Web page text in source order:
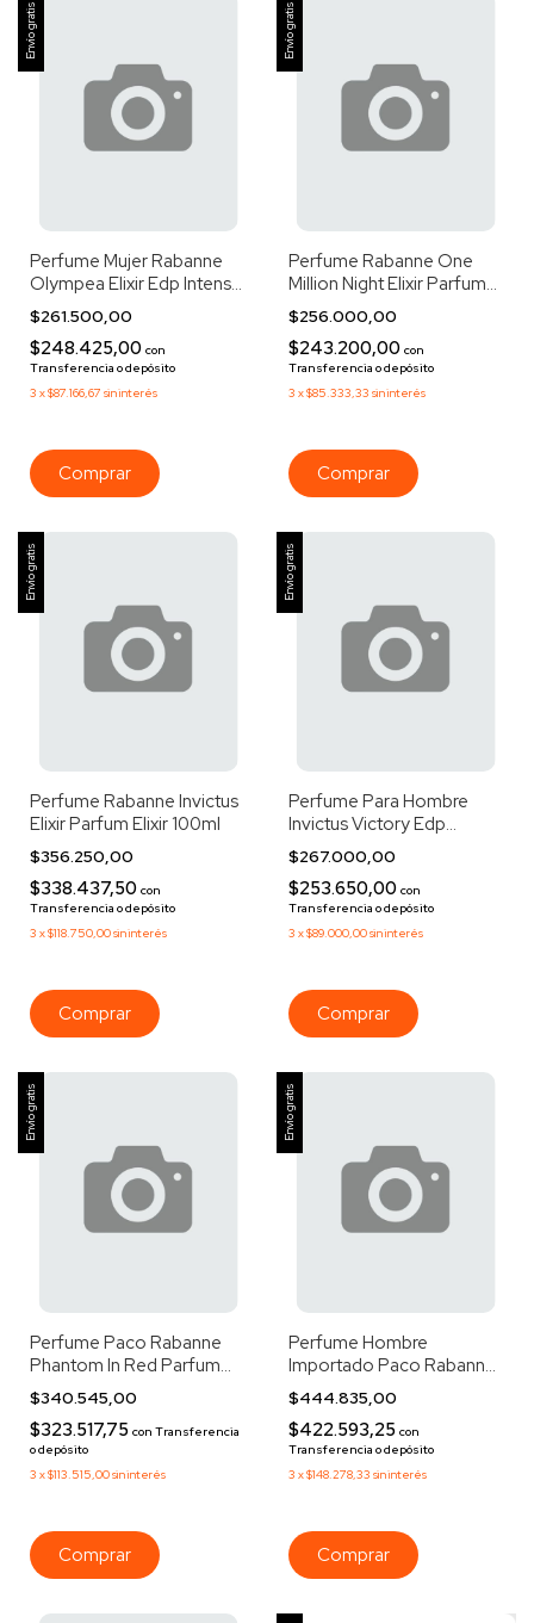
Envío gratis
Perfume Mujer Rabanne
Olympea Elixir Edp Intense
80ml
$261.500,00
$248.425,00 con
Transferencia o depósito
3 x$87.166,67 sin interés
Envío gratis
Perfume Rabanne One
Million Night Elixir Parfum
Elixir 100ml
$256.000,00
$243.200,00 con
Transferencia o depósito
3 x$85.333,33 sin interés
Envío gratis
Perfume Rabanne Invictus
Elixir Parfum Elixir 100ml
$356.250,00
$338.437,50 con
Transferencia o depósito
3 x$118.750,00sin interés
Envío gratis
Perfume Para Hombre
Invictus Victory Edp
Extreme 100ml
$267.000,00
$253.650,00 con
Transferencia o depósito
3 x$89.000,00sin interés
Envío gratis
Perfume Paco Rabanne
Phantom In Red Parfum
Elixir X100ml
$340.545,00
$323.517,75 con Transferencia
o depósito
3 x$113.515,00sin interés
Envío gratis
Perfume Hombre
Importado Paco Rabanne
One Million Edt 200ml
$444.835,00
$422.593,25 con
Transferencia o depósito
3 x$148.278,33 sin interés